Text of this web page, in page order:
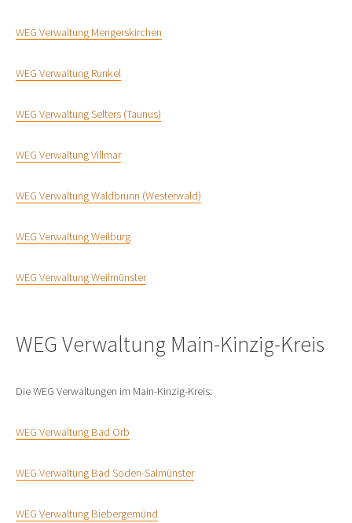
WEG Verwaltung Mengerskirchen
WEG Verwaltung Runkel
WEG Verwaltung Selters (Taunus)
WEG Verwaltung Villmar
WEG Verwaltung Waldbrunn (Westerwald)
WEG Verwaltung Weilburg
WEG Verwaltung Weilmünster
WEG Verwaltung Main-Kinzig-Kreis
Die WEG Verwaltungen im Main-Kinzig-Kreis:
WEG Verwaltung Bad Orb
WEG Verwaltung Bad Soden-Salmünster
WEG Verwaltung Biebergemünd